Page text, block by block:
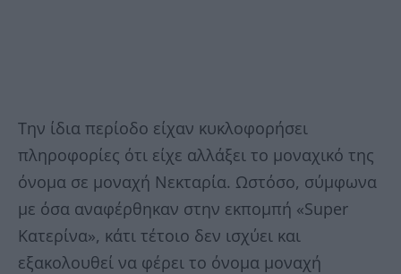
Την ίδια περίοδο είχαν κυκλοφορήσει
πληροφορίες ότι είχε αλλάξει το μοναχικό της
όνομα σε μοναχή Νεκταρία. Ωστόσο, σύμφωνα
με όσα αναφέρθηκαν στην εκπομπή «Super
Κατερίνα», κάτι τέτοιο δεν ισχύει και
εξακολουθεί να φέρει το όνομα μοναχή